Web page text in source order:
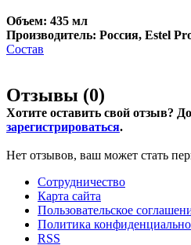
Объем: 435 мл
Производитель: Россия, Estel
Состав
Отзывы (0)
Хотите оставить свой отзыв?
зарегистрироваться.
Нет отзывов, ваш может стать
Сотрудничество
Карта сайта
Пользовательское
Политика
RSS